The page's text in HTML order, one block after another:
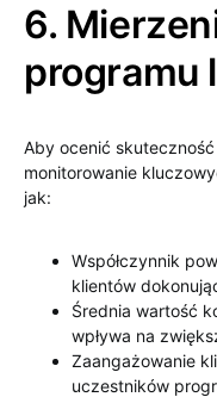
6.
programu
Aby ocenić
monitorowanie
jak:
Współczynnik
klientów
Średnia wartość
wpływa na
Zaangażowanie
uczestników